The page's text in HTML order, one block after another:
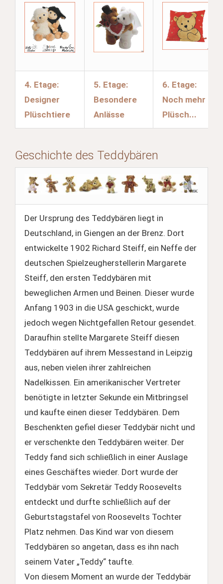
4. Etage:
Designer
Plüschtiere
5. Etage:
Besondere
Anlässe
6. Etage:
Noch mehr
Plüsch...
Geschichte des Teddybären
Der Ursprung des Teddybären liegt in
Deutschland, in Giengen an der Brenz. Dort
entwickelte 1902 Richard Steiff, ein Neffe der
deutschen Spielzeugherstellerin Margarete
Steiff, den ersten Teddybären mit
beweglichen Armen und Beinen. Dieser wurde
Anfang 1903 in die USA geschickt, wurde
jedoch wegen Nichtgefallen Retour gesendet.
Daraufhin stellte Margarete Steiff diesen
Teddybären auf ihrem Messestand in Leipzig
aus, neben vielen ihrer zahlreichen
Nadelkissen. Ein amerikanischer Vertreter
benötigte in letzter Sekunde ein Mitbringsel
und kaufte einen dieser Teddybären. Dem
Beschenkten gefiel dieser Teddybär nicht und
er verschenkte den Teddybären weiter. Der
Teddy fand sich schließlich in einer Auslage
eines Geschäftes wieder. Dort wurde der
Teddybär vom Sekretär Teddy Roosevelts
entdeckt und durfte schließlich auf der
Geburtstagstafel von Roosevelts Tochter
Platz nehmen. Das Kind war von diesem
Teddybären so angetan, dass es ihn nach
seinem Vater „Teddy“ taufte.
Von diesem Moment an wurde der Teddybär